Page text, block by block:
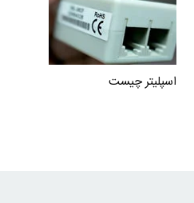
اسپلیتر چیست